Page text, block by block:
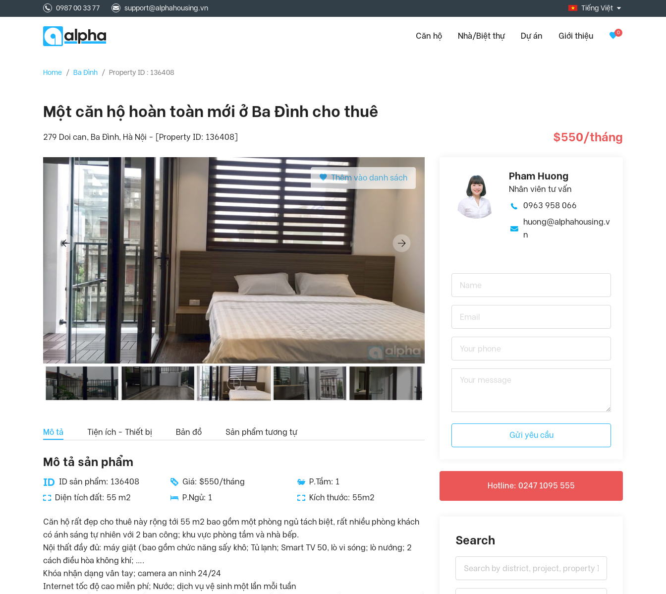
0987 00 33 77 support@alphahousing.vn Tiếng Việt
Căn hộ Nhà/Biệt thự Dự án Giới thiệu 0
Home / Ba Đình / Property ID : 136408
Một căn hộ hoàn toàn mới ở Ba Đình cho thuê
279 Doi can, Ba Đình, Hà Nội - [Property ID: 136408] $550/tháng
Thêm vào danh sách
Mô tả Tiện ích - Thiết bị Bản đồ Sản phẩm tương tự
Mô tả sản phẩm
ID sản phẩm: 136408 Giá: $550/tháng
P.Tắm: 1
Diện tích đất: 55 m2
P.Ngủ: 1 Kích thước: 55m2
Căn hộ rất đẹp cho thuê này rộng tới 55 m2 bao gồm một phòng ngủ tách biệt, rất nhiều phòng khách
có ánh sáng tự nhiên với 2 ban công; khu vực phòng tắm và nhà bếp.
Nội thất đầy đủ: máy giặt (bao gồm chức năng sấy khô; Tủ lạnh; Smart TV 50, lò vi sóng; lò nướng; 2
cách điều hòa không khí; ….
Khóa nhận dạng vân tay; camera an ninh 24/24
Internet tốc độ cao miễn phí; Nước; dịch vụ vệ sinh một lần mỗi tuần
Pham Huong
Nhân viên tư vấn
0963 958 066
huong@alphahousing.v
n
Gửi yêu cầu
Hotline: 0247 1095 555
Search